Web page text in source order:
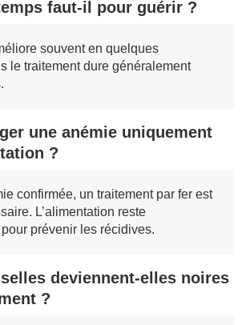
faut-il pour guérir ?
souvent en quelques
le traitement dure généralement
une anémie uniquement
?
confirmée, un traitement par fer est
L’alimentation reste
prévenir les récidives.
deviennent-elles noires
?